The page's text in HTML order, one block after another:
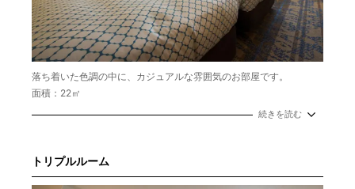
落ち着いた色調の中に、カジュアルな雰囲気のお部屋です。
面積：22㎡
続きを読む
トリプルルーム